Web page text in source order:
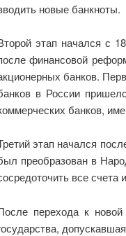
новые банкноты.
этап начался с
финансовой
банков.
в России
банков,
этап начался
преобразован в
все счета
перехода к